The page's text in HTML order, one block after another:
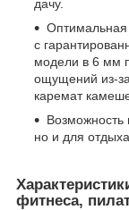
дачу.
с
модели в 6 мм
ощущений из-
каремат
Возможность
но и для
фитнеса,